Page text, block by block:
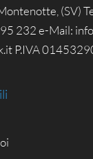
(SV)
232 e-Mail:
P.IVA